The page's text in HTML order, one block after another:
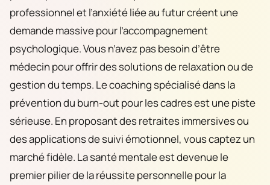
professionnel et l’anxiété liée au futur créent une
demande massive pour l’accompagnement
psychologique. Vous n’avez pas besoin d’être
médecin pour offrir des solutions de relaxation ou de
gestion du temps. Le coaching spécialisé dans la
prévention du burn-out pour les cadres est une piste
sérieuse. En proposant des retraites immersives ou
des applications de suivi émotionnel, vous captez un
marché fidèle. La santé mentale est devenue le
premier pilier de la réussite personnelle pour la